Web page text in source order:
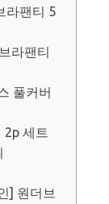
라팬티 5
라팬티
풀커버
2p 세트
] 원더브